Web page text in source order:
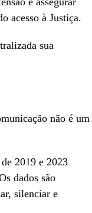
acesso à Justiça.
sua
não é um
2019 e 2023
dados são
silenciar e